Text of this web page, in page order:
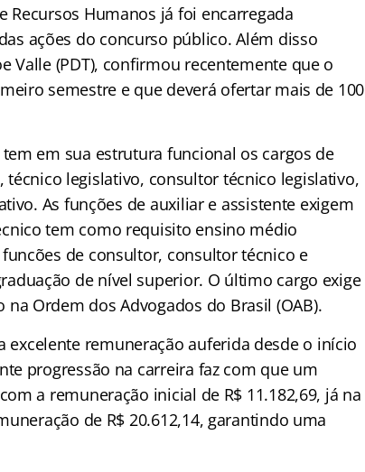
Recursos Humanos já foi encarregada
ações do concurso público. Além disso
Valle (PDT), confirmou recentemente que o
semestre e que deverá ofertar mais de 100
em sua estrutura funcional os cargos de
legislativo, consultor técnico legislativo,
As funções de auxiliar e assistente exigem
tem como requisito ensino médio
de consultor, consultor técnico e
de nível superior. O último cargo exige
Ordem dos Advogados do Brasil (OAB).
excelente remuneração auferida desde o início
progressão na carreira faz com que um
a remuneração inicial de R$ 11.182,69, já na
de R$ 20.612,14, garantindo uma